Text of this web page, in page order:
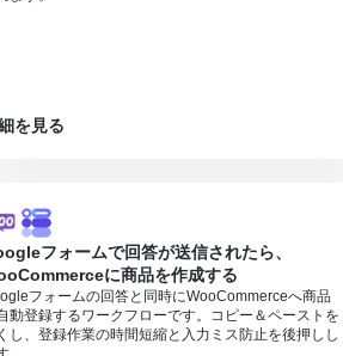
を見る
フォームで回答が送信されたら、
に商品を作成する
フォームの回答と同時にWooCommerceへ商品
動登録するワークフローです。コピー＆ペーストを
し、登録作業の時間短縮と入力ミス防止を後押しし